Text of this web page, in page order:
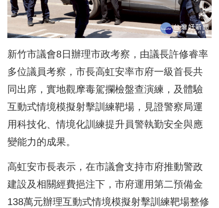
新竹市議會8日辦理市政考察，由議長許修睿率
多位議員考察，市長高虹安率市府一級首長共
同出席，實地觀摩毒駕攔檢盤查演練，及體驗
互動式情境模擬射擊訓練靶場，見證警察局運
用科技化、情境化訓練提升員警執勤安全與應
變能力的成果。
高虹安市長表示，在市議會支持市府推動警政
建設及相關經費挹注下，市府運用第二預備金
138萬元辦理互動式情境模擬射擊訓練靶場整修